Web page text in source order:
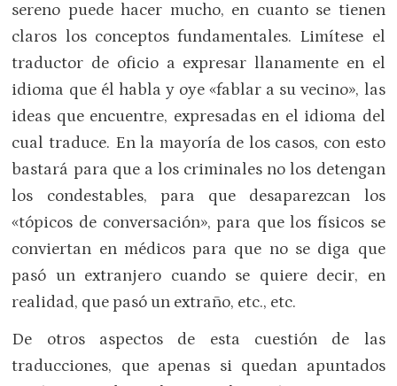
sereno puede hacer mucho, en cuanto se tienen
claros los conceptos fundamentales. Limítese el
traductor de oficio a expresar llanamente en el
idioma que él habla y oye «fablar a su vecino», las
ideas que encuentre, expresadas en el idioma del
cual traduce. En la mayoría de los casos, con esto
bastará para que a los criminales no los detengan
los condestables, para que desaparezcan los
«tópicos de conversación», para que los físicos se
conviertan en médicos para que no se diga que
pasó un extranjero cuando se quiere decir, en
realidad, que pasó un extraño, etc., etc.
De otros aspectos de esta cuestión de las
traducciones, que apenas si quedan apuntados